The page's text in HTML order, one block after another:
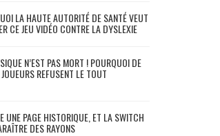
LA HAUTE AUTORITÉ DE SANTÉ VEUT
CE JEU VIDÉO CONTRE LA DYSLEXIE
N’EST PAS MORT ! POURQUOI DE
REFUSENT LE TOUT
UNE PAGE HISTORIQUE, ET LA SWITCH
DES RAYONS